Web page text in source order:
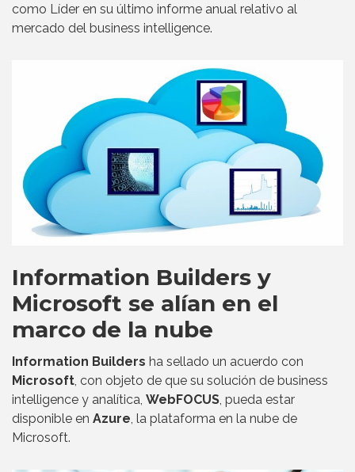
como Líder en su último informe anual relativo al
mercado del business intelligence.
Information Builders y
Microsoft se alían en el
marco de la nube
Information Builders ha sellado un acuerdo con
Microsoft , con objeto de que su solución de business
intelligence y analítica, WebFOCUS , pueda estar
disponible en Azure , la plataforma en la nube de
Microsoft.